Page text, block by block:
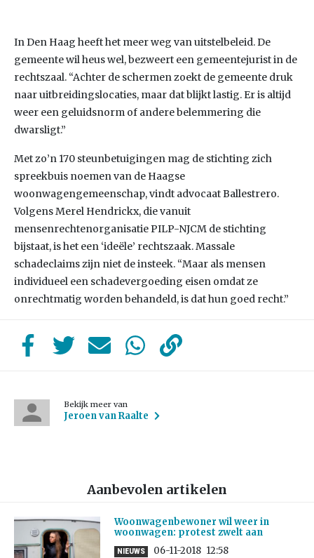
In Den Haag heeft het meer weg van uitstelbeleid. De
gemeente wil heus wel, bezweert een gemeentejurist in de
rechtszaal. “Achter de schermen zoekt de gemeente druk
naar uitbreidingslocaties, maar dat blijkt lastig. Er is altijd
weer een geluidsnorm of andere belemmering die
dwarsligt.”
Met zo’n 170 steunbetuigingen mag de stichting zich
spreekbuis noemen van de Haagse
woonwagengemeenschap, vindt advocaat Ballestrero.
Volgens Merel Hendrickx, die vanuit
mensenrechtenorganisatie PILP-NJCM de stichting
bijstaat, is het een ‘ideële’ rechtszaak. Massale
schadeclaims zijn niet de insteek. “Maar als mensen
individueel een schadevergoeding eisen omdat ze
onrechtmatig worden behandeld, is dat hun goed recht.”
Bekijk meer van
Jeroen van Raalte
Aanbevolen artikelen
Woonwagenbewoner wil weer in
woonwagen: protest zwelt aan
NIEUWS 06-11-2018 12:58